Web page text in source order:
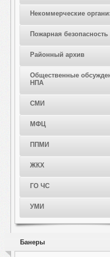
Некоммерческие
Пожарная безопасность
Районный архив
Общественные
НПА
СМИ
МФЦ
ППМИ
ЖКХ
ГО ЧС
УМИ
Банеры